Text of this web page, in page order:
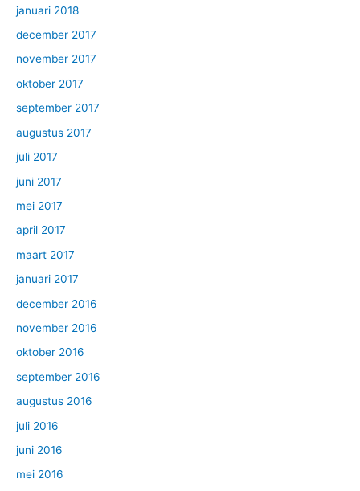
januari 2018
december 2017
november 2017
oktober 2017
september 2017
augustus 2017
juli 2017
juni 2017
mei 2017
april 2017
maart 2017
januari 2017
december 2016
november 2016
oktober 2016
september 2016
augustus 2016
juli 2016
juni 2016
mei 2016